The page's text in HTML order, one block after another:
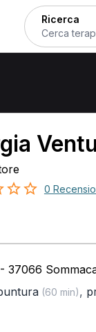
Ricerca
a
0
37066
(60 min),